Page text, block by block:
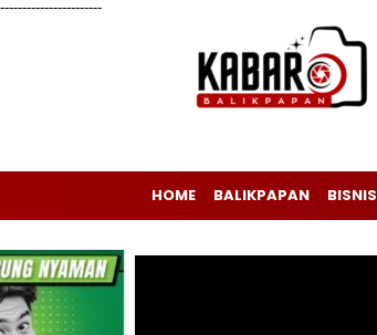
-----------------------
HOME BALIKPAPAN BISNIS